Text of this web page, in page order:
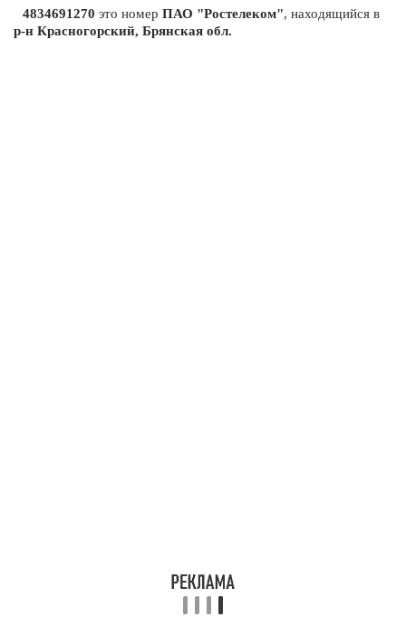
4834691270 это номер ПАО "Ростелеком", находящийся в
р-н Красногорский, Брянская обл.